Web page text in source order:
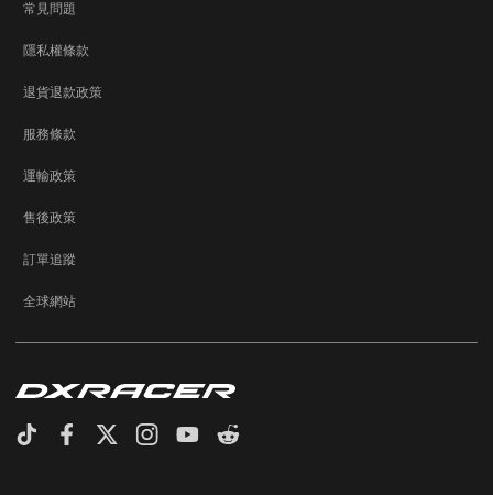
常見問題
隱私權條款
退貨退款政策
服務條款
運輸政策
售後政策
訂單追蹤
全球網站